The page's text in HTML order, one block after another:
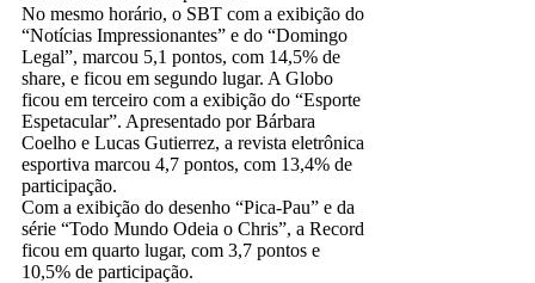
No mesmo horário, o SBT com a exibição do
“Notícias Impressionantes” e do “Domingo
Legal”, marcou 5,1 pontos, com 14,5% de
share, e ficou em segundo lugar. A Globo
ficou em terceiro com a exibição do “Esporte
Espetacular”. Apresentado por Bárbara
Coelho e Lucas Gutierrez, a revista eletrônica
esportiva marcou 4,7 pontos, com 13,4% de
participação.
Com a exibição do desenho “Pica-Pau” e da
série “Todo Mundo Odeia o Chris”, a Record
ficou em quarto lugar, com 3,7 pontos e
10,5% de participação.